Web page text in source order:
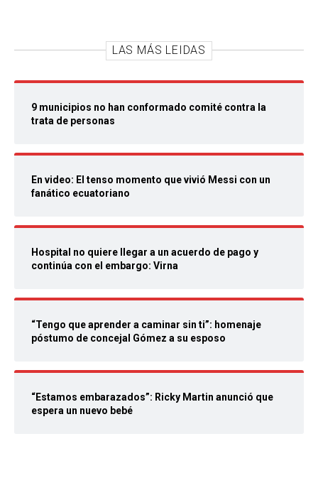
LAS MÁS LEIDAS
9 municipios no han conformado comité contra la
trata de personas
En video: El tenso momento que vivió Messi con un
fanático ecuatoriano
Hospital no quiere llegar a un acuerdo de pago y
continúa con el embargo: Virna
“Tengo que aprender a caminar sin ti”: homenaje
póstumo de concejal Gómez a su esposo
“Estamos embarazados”: Ricky Martin anunció que
espera un nuevo bebé